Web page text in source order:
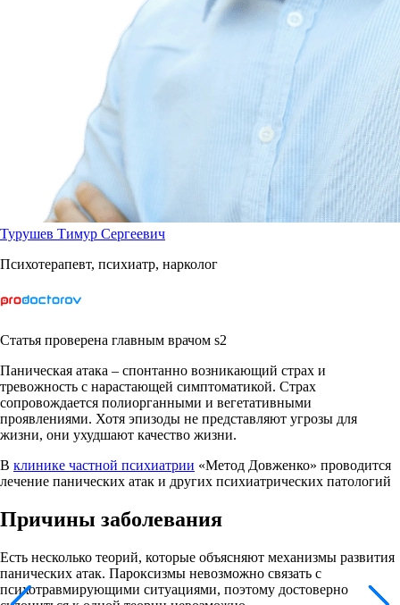
Турушев Тимур Сергеевич
Психотерапевт, психиатр, нарколог
Статья проверена главным врачом s2
Паническая атака – спонтанно возникающий страх и
тревожность с нарастающей симптоматикой. Страх
сопровождается полиорганными и вегетативными
проявлениями. Хотя эпизоды не представляют угрозы для
жизни, они ухудшают качество жизни.
В клинике частной психиатрии «Метод Довженко» проводится
лечение панических атак и других психиатрических патологий
Причины заболевания
Есть несколько теорий, которые объясняют механизмы развития
панических атак. Пароксизмы невозможно связать с
психотравмирующими ситуациями, поэтому достоверно